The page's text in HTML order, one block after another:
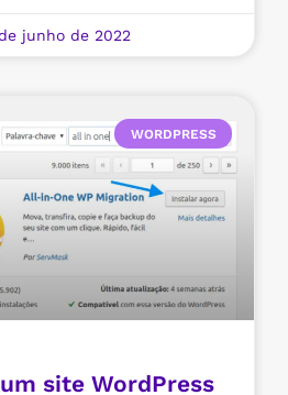
junho de 2022
WORDPRESS
site WordPress